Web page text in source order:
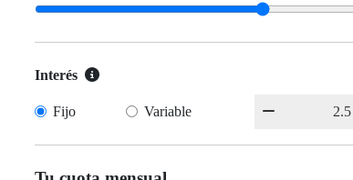
Interés
Fijo Variable